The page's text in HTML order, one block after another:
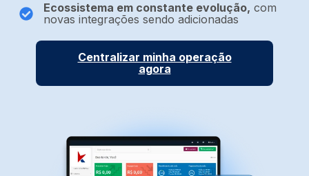
Ecossistema em constante evolução, com
novas integrações sendo adicionadas
Centralizar minha operação
agora